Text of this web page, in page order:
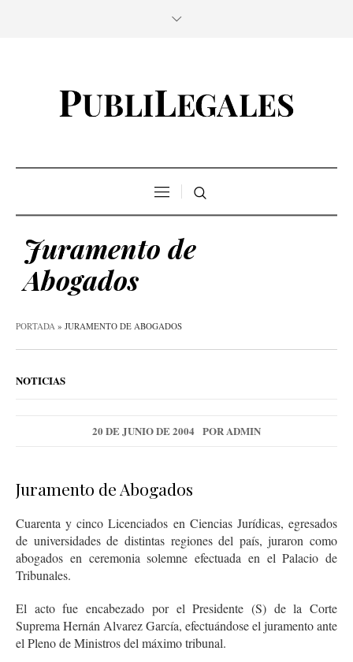
Juramento de
Abogados
PORTADA » JURAMENTO DE ABOGADOS
NOTICIAS
20 DE JUNIO DE 2004 POR ADMIN
Juramento de Abogados
Cuarenta y cinco Licenciados en Ciencias Jurídicas, egresados
de universidades de distintas regiones del país, juraron como
abogados en ceremonia solemne efectuada en el Palacio de
Tribunales.
El acto fue encabezado por el Presidente (S) de la Corte
Suprema Hernán Alvarez García, efectuándose el juramento ante
el Pleno de Ministros del máximo tribunal.